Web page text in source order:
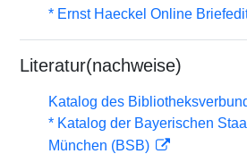
* Ernst Haeckel Online
Literatur(nachweise)
Katalog des
* Katalog der Bayerischen
München (BSB)